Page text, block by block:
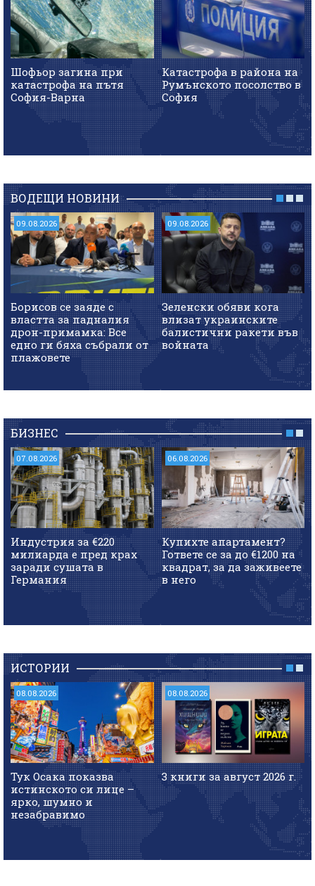
Шофьор загина при
катастрофа на пътя
София-Варна
Катастрофа в района на
Румънското посолство в
София
ВОДЕЩИ НОВИНИ
09.08.2026
Борисов се заяде с
властта за падналия
дрон-примамка: Все
едно ги бяха събрали от
плажовете
09.08.2026
Зеленски обяви кога
влизат украинските
балистични ракети във
войната
БИЗНЕС
07.08.2026
Индустрия за €220
милиарда е пред крах
заради сушата в
Германия
06.08.2026
Купихте апартамент?
Гответе се за до €1200 на
квадрат, за да заживеете
в него
ИСТОРИИ
08.08.2026
Тук Осака показва
истинското си лице –
ярко, шумно и
незабравимо
08.08.2026
3 книги за август 2026 г.